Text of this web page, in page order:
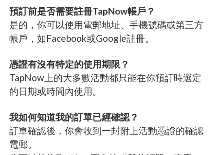
預訂前是否需要註冊TapNow帳戶？
是的，你可以使用電郵地址、手機號碼或第三方
帳戶，如Facebook或Google註冊。
憑證有沒有特定的使用期限？
TapNow上的大多數活動都只能在你預訂時選定
的日期或時間內使用。
我如何知道我的訂單已經確認？
訂單確認後，你會收到一封附上活動憑證的確認
電郵。